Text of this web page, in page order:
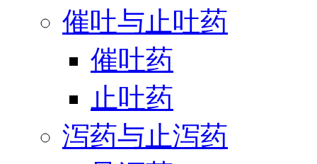
催吐与止吐药
催吐药
止吐药
泻药与止泻药